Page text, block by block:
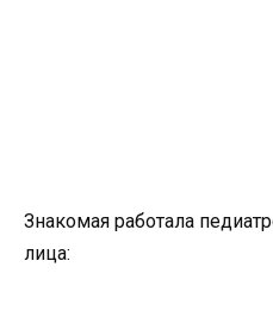
Знакомая работала
лица: